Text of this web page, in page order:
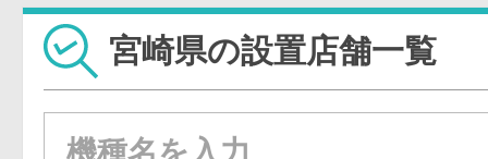
宮崎県の設置店舗一覧